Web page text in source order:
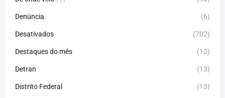
Denúncia (6)
Desativados (702)
Destaques do mês (12)
Detran (13)
Distrito Federal (13)